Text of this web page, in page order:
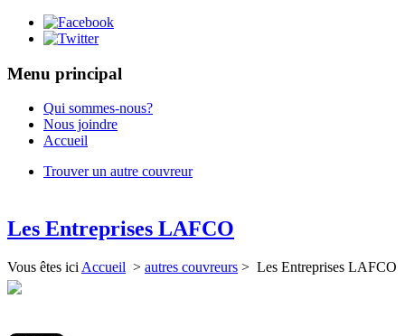
Menu principal
Qui sommes-nous?
Nous joindre
Accueil
Trouver un autre couvreur
Les Entreprises LAFCO
Vous êtes ici Accueil > autres couvreurs > Les Entreprises LAFCO